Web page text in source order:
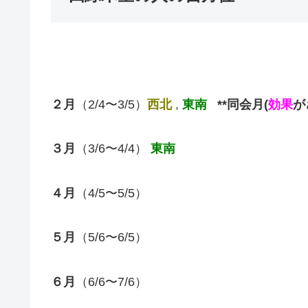
２月 （2/4〜3/5） 西北, 東南 **同会月(効果が
３月 （3/6〜4/4） 東南
４月 （4/5〜5/5）
５月 （5/6〜6/5）
６月 （6/6〜7/6）